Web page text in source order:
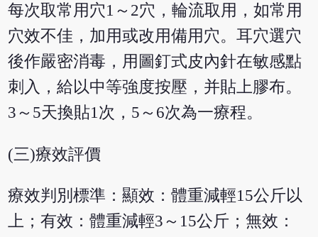
每次取常用穴1～2穴，輪流取用，如常用
穴效不佳，加用或改用備用穴。耳穴選穴
後作嚴密消毒，用圖釘式皮內針在敏感點
刺入，給以中等強度按壓，并貼上膠布。
3～5天換貼1次，5～6次為一療程。
(三)療效評價
療效判別標準：顯效：體重減輕15公斤以
上；有效：體重減輕3～15公斤；無效：